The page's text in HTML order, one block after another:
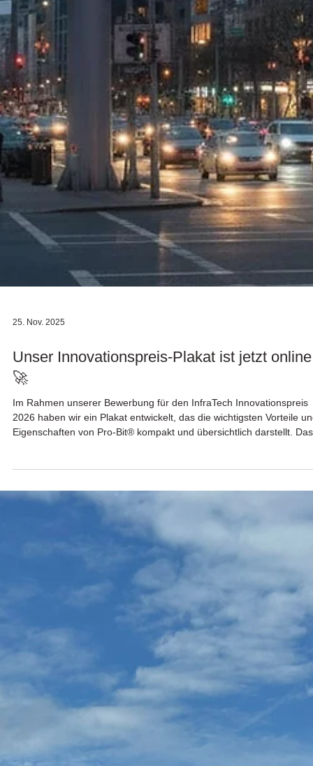
25. Nov. 2025
Unser Innovationspreis-Plakat ist jetzt
🚀
Im Rahmen unserer Bewerbung für den InfraTech Innovationspreis
die nachhaltige Straßenerhaltung ist – von der tiefenwirksamen
Schutzfunktion über die Verlängerung der Nutzungsdauer bis hin zu
den ökologischen und wirtschaftlichen Vorteilen. Gestaltet wurde es